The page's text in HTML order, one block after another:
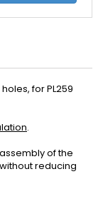
for PL259
.
of the
without reducing